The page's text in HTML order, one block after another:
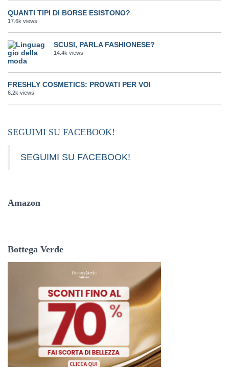
QUANTI TIPI DI BORSE ESISTONO?
17.6k views
SCUSI, PARLA FASHIONESE?
14.4k views
FRESHLY COSMETICS: PROVATI PER VOI
6.2k views
SEGUIMI SU FACEBOOK!
SEGUIMI SU FACEBOOK!
Amazon
Bottega Verde